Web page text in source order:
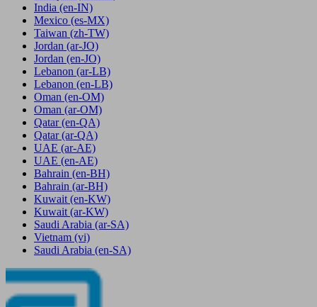
India (en-IN)
Mexico (es-MX)
Taiwan (zh-TW)
Jordan (ar-JO)
Jordan (en-JO)
Lebanon (ar-LB)
Lebanon (en-LB)
Oman (en-OM)
Oman (ar-OM)
Qatar (en-QA)
Qatar (ar-QA)
UAE (ar-AE)
UAE (en-AE)
Bahrain (en-BH)
Bahrain (ar-BH)
Kuwait (en-KW)
Kuwait (ar-KW)
Saudi Arabia (ar-SA)
Vietnam (vi)
Saudi Arabia (en-SA)